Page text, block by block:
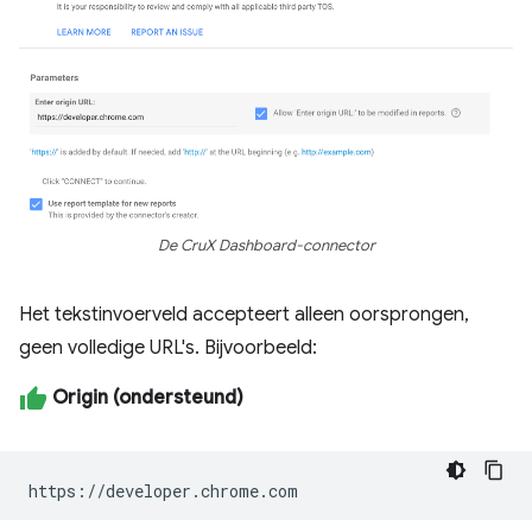
De CruX Dashboard-connector
Het tekstinvoerveld accepteert alleen oorsprongen,
geen volledige URL's. Bijvoorbeeld:
Origin (ondersteund)
https://developer.chrome.com